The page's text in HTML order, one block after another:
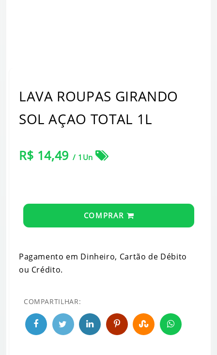
LAVA ROUPAS GIRANDO
SOL AÇAO TOTAL 1L
R$ 14,49 / 1Un
COMPRAR
Pagamento em Dinheiro, Cartão de Débito
ou Crédito.
COMPARTILHAR: